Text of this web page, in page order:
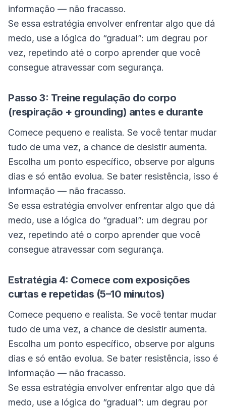
informação — não fracasso.
Se essa estratégia envolver enfrentar algo que dá
medo, use a lógica do “gradual”: um degrau por
vez, repetindo até o corpo aprender que você
consegue atravessar com segurança.
Passo 3: Treine regulação do corpo
(respiração + grounding) antes e durante
Comece pequeno e realista. Se você tentar mudar
tudo de uma vez, a chance de desistir aumenta.
Escolha um ponto específico, observe por alguns
dias e só então evolua. Se bater resistência, isso é
informação — não fracasso.
Se essa estratégia envolver enfrentar algo que dá
medo, use a lógica do “gradual”: um degrau por
vez, repetindo até o corpo aprender que você
consegue atravessar com segurança.
Estratégia 4: Comece com exposições
curtas e repetidas (5–10 minutos)
Comece pequeno e realista. Se você tentar mudar
tudo de uma vez, a chance de desistir aumenta.
Escolha um ponto específico, observe por alguns
dias e só então evolua. Se bater resistência, isso é
informação — não fracasso.
Se essa estratégia envolver enfrentar algo que dá
medo, use a lógica do “gradual”: um degrau por